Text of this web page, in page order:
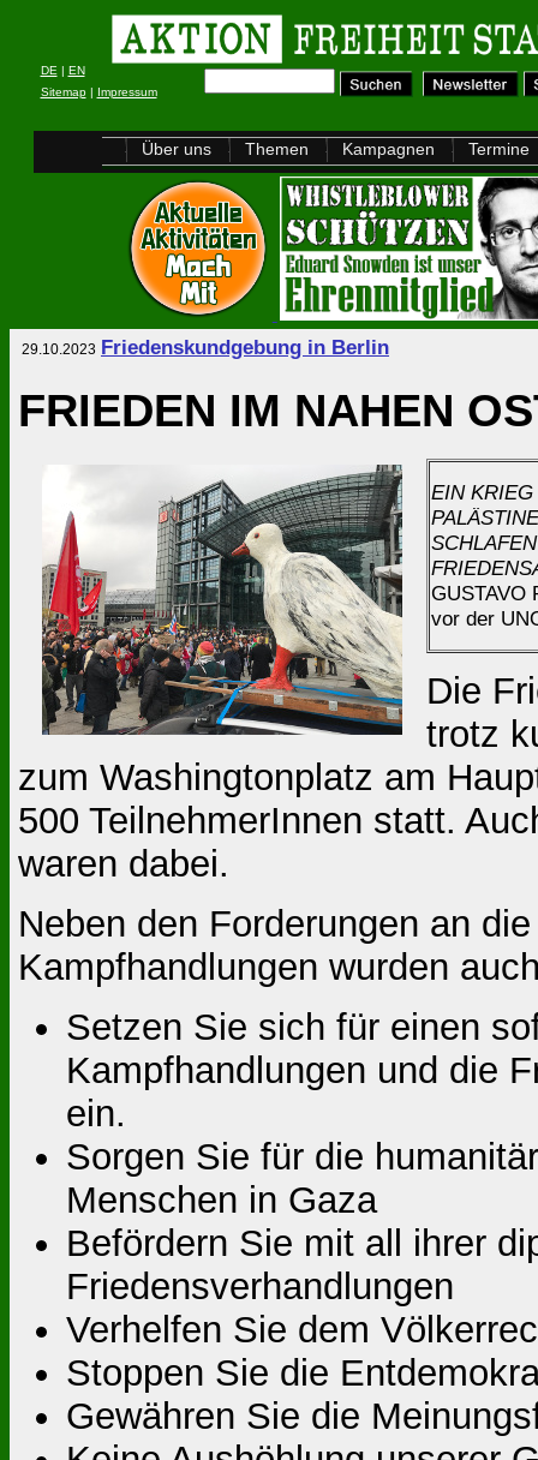
DE | EN
Sitemap| Impressum
Über uns Themen Kampagnen Termine
29.10.2023 Friedenskundgebung in Berlin
FRIEDEN IM NAHEN
EIN
GUSTAVO
vor der
Die
trotz
zum Washingtonplatz am
500 TeilnehmerInnen statt.
waren dabei.
Neben den Forderungen an
Kampfhandlungen wurden
Setzen Sie sich für einen
Kampfhandlungen und die
ein.
Sorgen Sie für die
Menschen in Gaza
Befördern Sie mit all ihrer
Friedensverhandlungen
Verhelfen Sie dem
Stoppen Sie die
Gewähren Sie die